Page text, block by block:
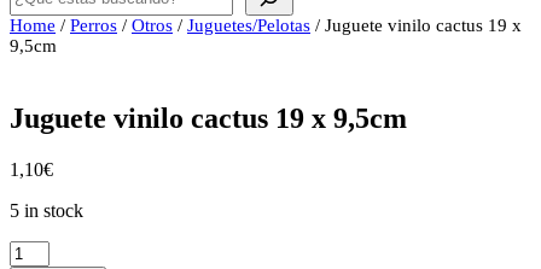
Home / Perros / Otros / Juguetes/Pelotas / Juguete vinilo cactus 19 x
9,5cm
Juguete vinilo cactus 19 x 9,5cm
1,10€
5 in stock
Juguete